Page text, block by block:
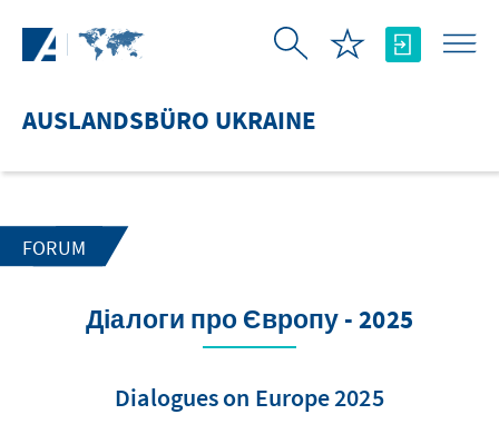
AUSLANDSBÜRO UKRAINE
FORUM
Діалоги про Європу - 2025
Dialogues on Europe 2025